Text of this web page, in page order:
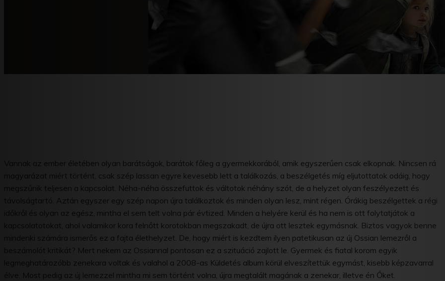
Vannak az ember életében olyan barátságok, barátok főleg a gyermekkorából, amik egyszerűen csak elkopnak. Nincsen rá
magyarázat miért történt, csak szép lassan egyre kevesebb lett a találkozás, a beszélgetés míg eljutottatok odáig, hogy
megszűnik teljesen a kapcsolat. Néha-néha összefuttok és váltotok néhány szót, de a helyzet olyan feszélyezett és
távolságtartó. Aztán egyszer egy szép napon újra találkoztok és minden olyan lesz, mint régen. Órákig beszélgettek a régi
időkről és olyan az egész, mintha el sem telt volna pár évtized. Minden a helyére kerül és ha nem is ott folytatjátok a
kapcsolatotokat, ahol valamikor kora felnőtt korotokban megszakadt, de újra ott lesztek egymásnak. Biztos vagyok benne
mindenki számára ismerős ez a fajta élethelyzet. De, hogy miért is kezdtem ilyen patetikusan az új Ossian lemezről a
beszámolót kritikát? Mert nekem az Ossiannal pontosan ez a szituáció zajlott le. Gyermek és fiatal korom egyik
legmeghatározóbb zenekara voltak és valahol a 2008-as Küldetés album körül elveszítettük egymást, kisebb képzavarral
élve. Most pedig az új lemezzel mintha mi sem történt volna, újra megtalált magának a zenekar, illetve én Őket.